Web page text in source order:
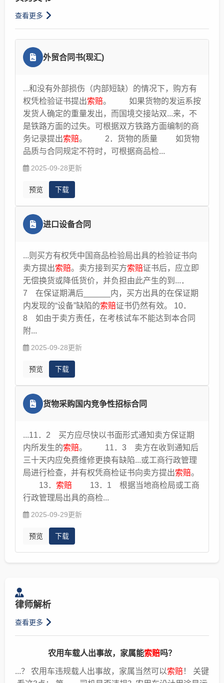
《道路交通事故认定书》是
是协商、调解还是诉讼，都需提供原件，务必妥善
保管，避免遗失。 三、收集整理索赔证据 1. 基础
证明材料：双方当事人身份证复印件、驾驶证复印
件、行驶证复印件、保险单复印件、《道路交通事
故认定书》原件。 2. 人身损害相关证据：若有人
（门诊、住院、药费）、费用清单、检查报告、护
理费票据、误工证明（单位出具）、工资流水、交
通费票据、营养费医嘱或司法鉴定意见等；若构成
伤残，需在治疗终结后申请司法鉴定，获取伤残等
级鉴定意见书（作为残疾赔偿金、精神损害抚慰金
的计算依据）；若受害人死亡，需收集死亡证明、
丧葬费票据、家属关系证明等。 3. 财产损失相关
清单及票据；若车辆灭失或无法修复，需提供车辆
营运车辆需提供营运许可证、收入流水（作为停运
损失的依据）；非营运车辆需提供替代性交通工具
故复杂程度、双方协商情况选择，核心是高效、足
额获得赔偿： 1. 自行协商（最便捷，适合小额、
责任清晰的事故）：双方当事人结合责任认定和损
失证据，自行协商赔偿金额、支付方式及期限，达
成一致后签订书面赔偿协议，明确双方权利义务，
避免后续纠纷。 2. 寻求第三方调解（高效，适合
协商无果但不愿诉讼的事故）：可向交警部门申请
入协调，促成双方达成赔偿协议；调解达成的协议
具有法律效力，双方需按协议履行，若一方违约，
另一方可向法院申请强制执行；调解期限一般为
律师函。可委托律师向发送《律师函》，律师函是
将纠纷提升到“通过法律代理人”的正式层面，显示
不畅或对方心存侥幸。《律师函》由专业律师以严
谨、专业的态度清晰阐明法律关系和利害关系、提
出要求并警示法律后果。并附有专业律师的签字和
律所签章。基于不愿卷入正式的法律程序和导致更
高的成本，而选择主动和解，履行义务。使当事人
能快速、低成本地实现目标。 4.提起民事诉讼：若
双方无法达成一致，或对方拒不赔偿、拖延赔偿，
可向人民法院提起诉讼（一般为事故发生地或被告
住所地法院）。如果您担心资产被转移导致无法履
行，可以申请诉讼保全，先把资产查封、冻结。
免保险公司拖延理赔。 2. 款项收取：对方按协议
或判决支付赔偿款时，需出具收款凭证（收据），
协商催收或委托律师进行催收。若经人民法院审判
生效的判决书、裁决书或调解书规定的履行期限届
满后，对方仍拒不履行，您可以在2年的法定期间
答：您好，医院和报社均侵犯了你的肖像权，医院未经
你同意在广告中使用你的照片，侵犯了你的肖像权，而
报社作为广告的发布者，同样构成侵权，他们需要对你
承担连带赔偿责任，即你可以向医院和报社中的任何一
索赔，也可以要求他们共同赔偿。另外，需要注意的
是，如果医院发布的广告为虚假广告，你还可以要求卫
法律服务网 2018-01-03
查看更多
外贸合同书(现汇)
...和没有外部损伤（内部短缺）的情况下，购方有
权凭检验证书提出索赔。 如果货物的发运系按
发货人确定的重量发出，而国境交接站双...来，不
是铁路方面的过失。可根据双方铁路方面编制的商
务记录提出索赔。 2．货物的质量 如货物
品质与合同规定不符时，可根据商品检...
2025-09-28更新
预览 下载
进口设备合同
...则买方有权凭中国商品检验局出具的检验证书向
卖方提出索赔。卖方接到买方索赔证书后，应立即
无偿换货或降低货价，并负担由此产生的到...．
7 在保证期满后______内，买方出具的在保证期
内发现的“设备”缺陷的索赔证书仍然有效。 10．
8 如由于卖方责任，在考核试车不能达到本合同
附...
2025-09-28更新
预览 下载
货物采购国内竞争性招标合同
...11．2 买方应尽快以书面形式通知卖方保证期
内所发生的索赔。 11．3 卖方在收到通知后
三十天内应免费维修更换有缺陷...或工商行政管理
局进行检查，并有权凭商检证书向卖方提出索赔。
13． 索赔 13．1 根据当地商检局或工商
行政管理局出具的商检...
2025-09-29更新
预览 下载
律师解析
查看更多
农用车载人出事故，家属能索赔吗？
...？ 农用车违规载人出事故，家属当然可以索赔！ 关键